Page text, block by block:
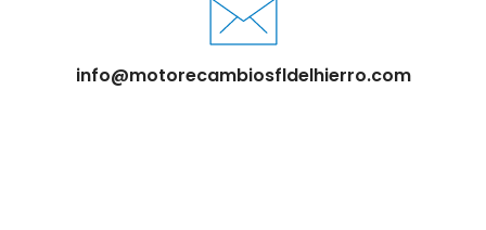
info@motorecambiosfldelhierro.com